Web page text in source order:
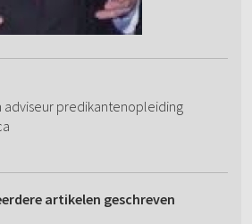
adviseur predikantenopleiding
artikelen geschreven